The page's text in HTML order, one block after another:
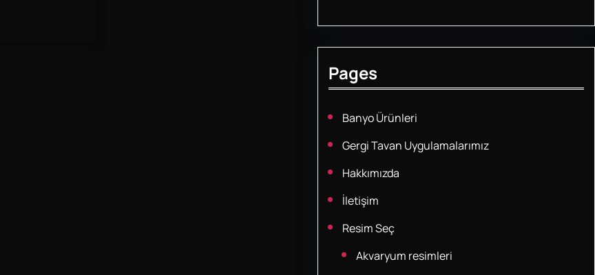
Pages
Banyo Ürünleri
Gergi Tavan Uygulamalarımız
Hakkımızda
İletişim
Resim Seç
Akvaryum resimleri